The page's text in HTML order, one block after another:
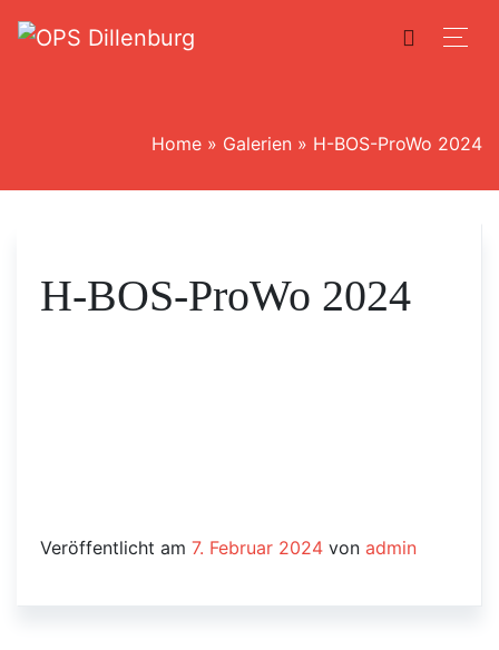
Home » Galerien » H-BOS-ProWo 2024
H-BOS-ProWo 2024
Veröffentlicht am 7. Februar 2024 von admin